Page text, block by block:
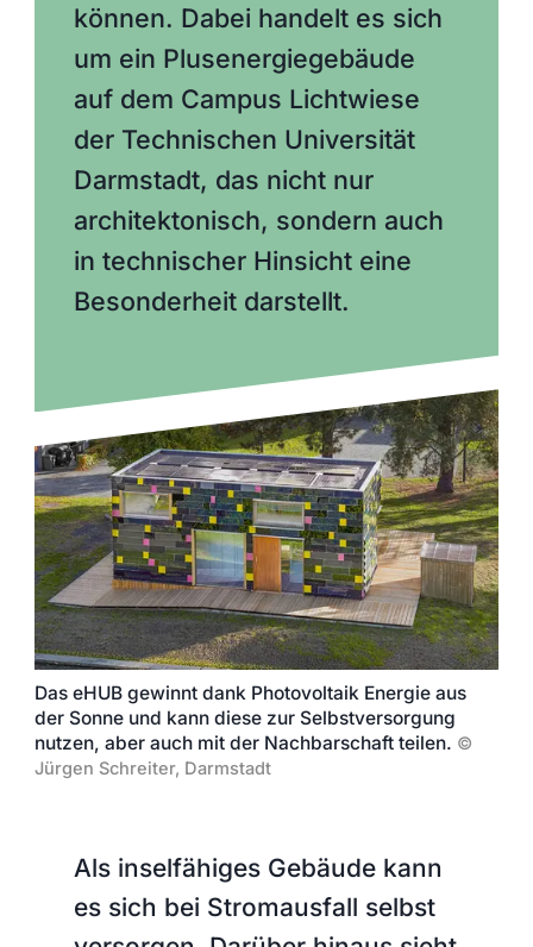
können. Dabei handelt es sich
um ein Plusenergiegebäude
auf dem Campus Lichtwiese
der Technischen Universität
Darmstadt, das nicht nur
architektonisch, sondern auch
in technischer Hinsicht eine
Besonderheit darstellt.
Das eHUB gewinnt dank Photovoltaik Energie aus
der Sonne und kann diese zur Selbstversorgung
nutzen, aber auch mit der Nachbarschaft teilen. ©
Jürgen Schreiter, Darmstadt
Als inselfähiges Gebäude kann
es sich bei Stromausfall selbst